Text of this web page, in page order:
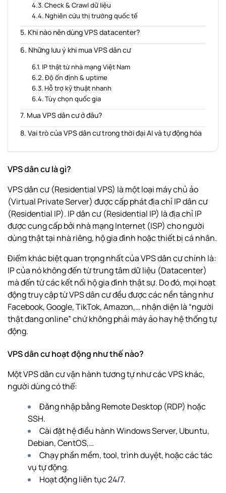
Check & Crawl dữ liệu
Nghiên cứu thị trường quốc tế
Khi nào nên dùng VPS datacenter?
Những lưu ý khi mua VPS dân cư
IP thật từ nhà mạng Việt Nam
Độ ổn định & uptime
Hỗ trợ kỹ thuật nhanh
Tùy chọn quốc gia
Mua VPS dân cư ở đâu?
Vai trò của VPS dân cư trong thời đại AI và tự động hóa
VPS dân cư là gì?
VPS dân cư (Residential VPS) là một loại máy chủ ảo
(Virtual Private Server) được cấp phát địa chỉ IP dân cư
(Residential IP). IP dân cư (Residential IP) là địa chỉ IP
được cung cấp bởi nhà mạng Internet (ISP) cho người
dùng thật tại nhà riêng, hộ gia đình hoặc thiết bị cá nhân.
Điểm khác biệt quan trọng nhất của VPS dân cư chính là:
IP của nó không đến từ trung tâm dữ liệu (Datacenter)
mà đến từ các kết nối hộ gia đình thật sự. Do đó, mọi hoạt
động truy cập từ VPS dân cư đều được các nền tảng như
Facebook, Google, TikTok, Amazon,… nhận diện là “người
thật đang online” chứ không phải máy ảo hay hệ thống tự
động.
VPS dân cư hoạt động như thế nào?
Một VPS dân cư vận hành tương tự như các VPS khác,
người dùng có thể:
Đăng nhập bằng Remote Desktop (RDP) hoặc
SSH.
Cài đặt hệ điều hành Windows Server, Ubuntu,
Debian, CentOS,…
Chạy phần mềm, tool, trình duyệt, hoặc các tác
vụ tự động.
Hoạt động liên tục 24/7.